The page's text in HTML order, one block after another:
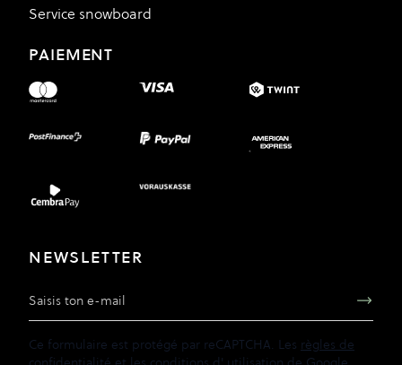
Service snowboard
PAIEMENT
NEWSLETTER
Adresse e-mail
Ce formulaire est protégé par reCAPTCHA. Les règles de